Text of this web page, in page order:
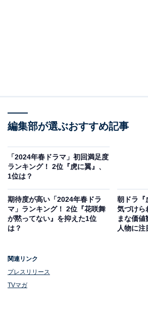
編集部が選ぶおすすめ記事
「2024年春ドラマ」初回満足度
ランキング！ 2位『虎に翼』、
1位は？
期待度が高い「2024年春ドラ
マ」ランキング！ 2位『花咲舞
が黙ってない』を抑えた1位
は？
朝ドラ『
気づけら
まな価
人物に注
関連リンク
プレスリリース
TVマガ